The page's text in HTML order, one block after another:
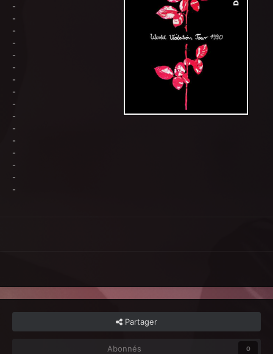
-
-
-
-
-
-
-
-
-
-
-
-
-
-
-
-
Partager
Abonnés 0